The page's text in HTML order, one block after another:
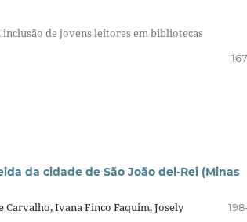
de jovens leitores em bibliotecas
da cidade de São João del-Rei (Minas
Ivana Finco Faquim, Josely